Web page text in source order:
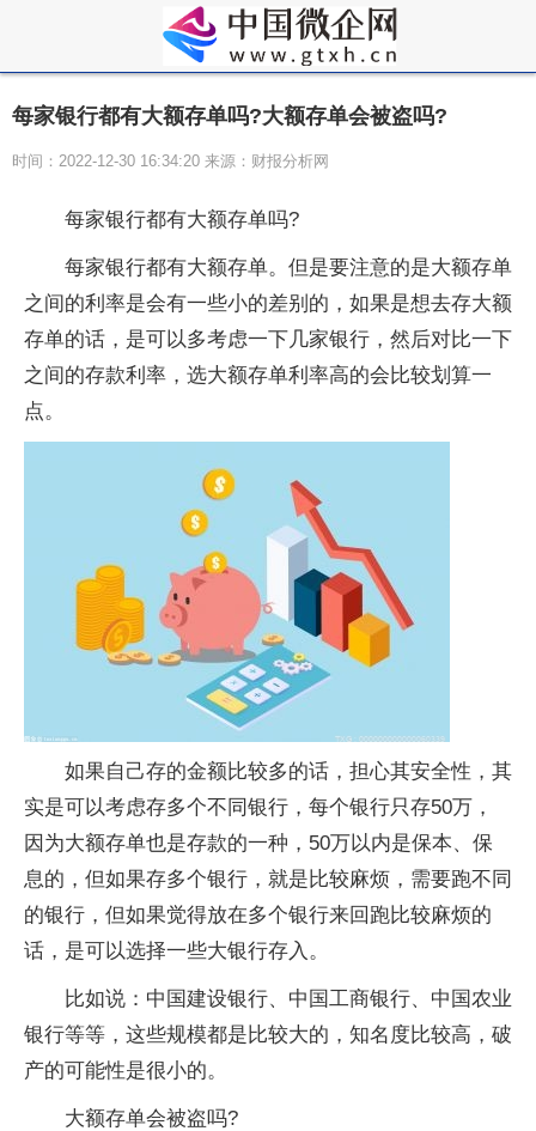
每家银行都有大额存单吗?大额存单会被盗吗?
时间：2022-12-30 16:34:20 来源：财报分析网
每家银行都有大额存单吗?
每家银行都有大额存单。但是要注意的是大额存单
之间的利率是会有一些小的差别的，如果是想去存大额
存单的话，是可以多考虑一下几家银行，然后对比一下
之间的存款利率，选大额存单利率高的会比较划算一
点。
如果自己存的金额比较多的话，担心其安全性，其
实是可以考虑存多个不同银行，每个银行只存50万，
因为大额存单也是存款的一种，50万以内是保本、保
息的，但如果存多个银行，就是比较麻烦，需要跑不同
的银行，但如果觉得放在多个银行来回跑比较麻烦的
话，是可以选择一些大银行存入。
比如说：中国建设银行、中国工商银行、中国农业
银行等等，这些规模都是比较大的，知名度比较高，破
产的可能性是很小的。
大额存单会被盗吗?